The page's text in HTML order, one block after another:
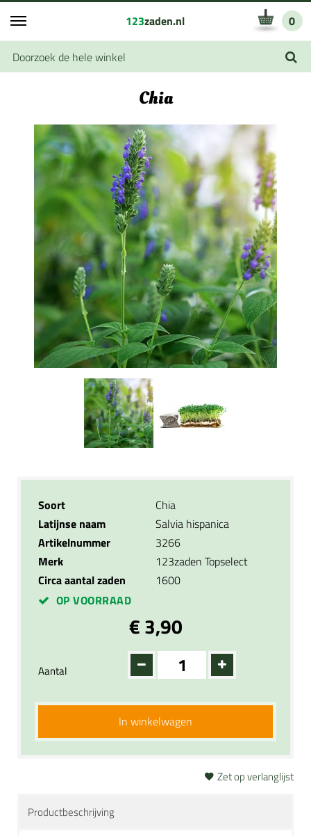
123zaden.nl 0
Chia
Soort
Chia
Latijnse naam
Salvia hispanica
Artikelnummer
3266
Merk
123zaden Topselect
Circa aantal zaden
1600
OP VOORRAAD
€ 3,90
Aantal
In winkelwagen
Zet op verlanglijst
Productbeschrijving